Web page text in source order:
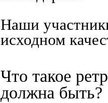
Наши
исходном
Что такое
должна быть?